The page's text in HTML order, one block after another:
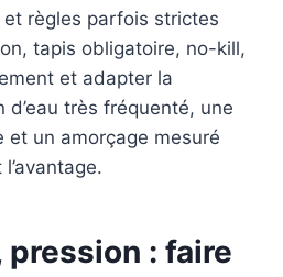
règles parfois strictes
tapis obligatoire, no-kill,
et adapter la
d’eau très fréquenté, une
et un amorçage mesuré
: faire